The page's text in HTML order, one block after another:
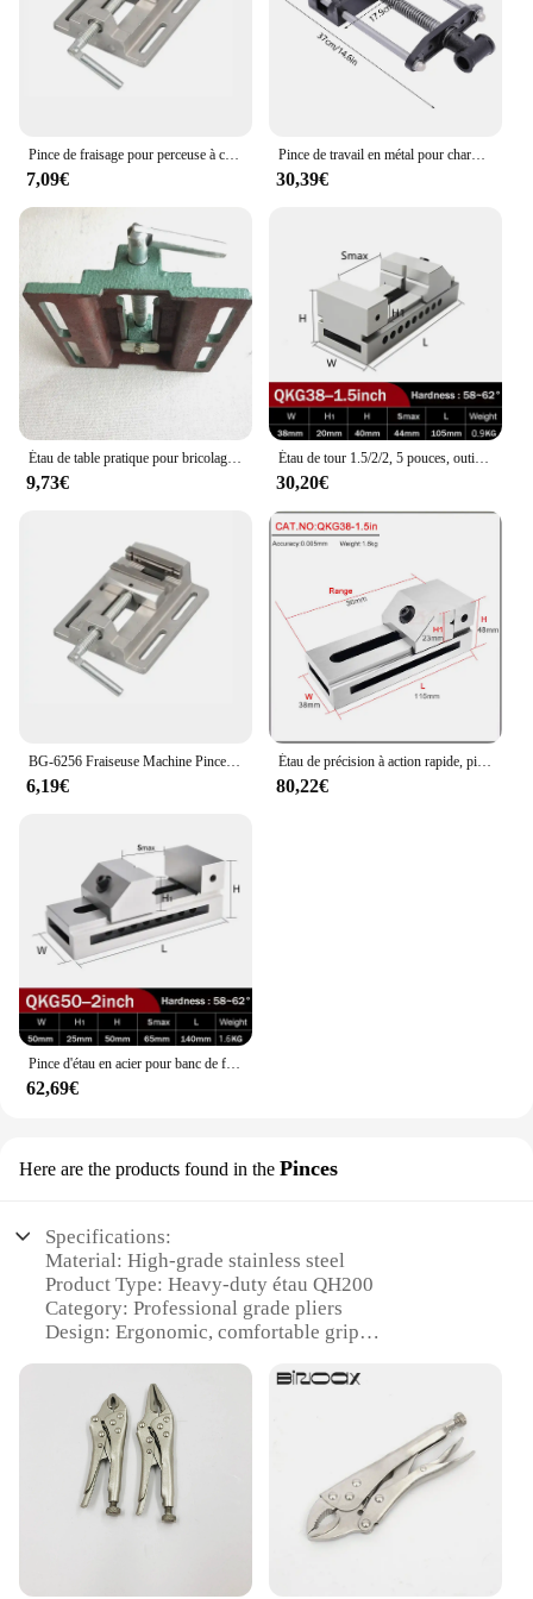
7,09€
Pince de travail en métal pour charpentier, artisanat de calcul RapDuty, 7"
30,39€
9,73€
Étau de tour 1.5/2/2, 5 pouces, outil en acier, étau de banc de fraisage, perceuse, presse, support, tour, Mini outils, broyeur de Surface EDM
30,20€
6,19€
Étau de précision à action rapide, pince plate de précision, pince Gad, étau uni, étau de machine CNC, 1.5 en effet, 2 en 2,5 en, QKG50
80,22€
Pince d'étau en acier pour banc de fraisage, outil de bateau, perceuse, support de presse, mini outils de tour, meuleuse de surface, QKG 50, étau 2
62,69€
Here are the products found in the Pinces
Specifications:
Material: High-grade stainless steel
Product Type: Heavy-duty étau QH200
Category: Professional grade pliers
Design: Ergonomic, comfortable grip
Performance: Durable, rust-resistant, and precise
Features:
|Wholesale|Vendors|
**Unmatched Durability and Precision**
The étau QH200 is a testament to the fusion of
stainless steel that ensures longevity and resistance